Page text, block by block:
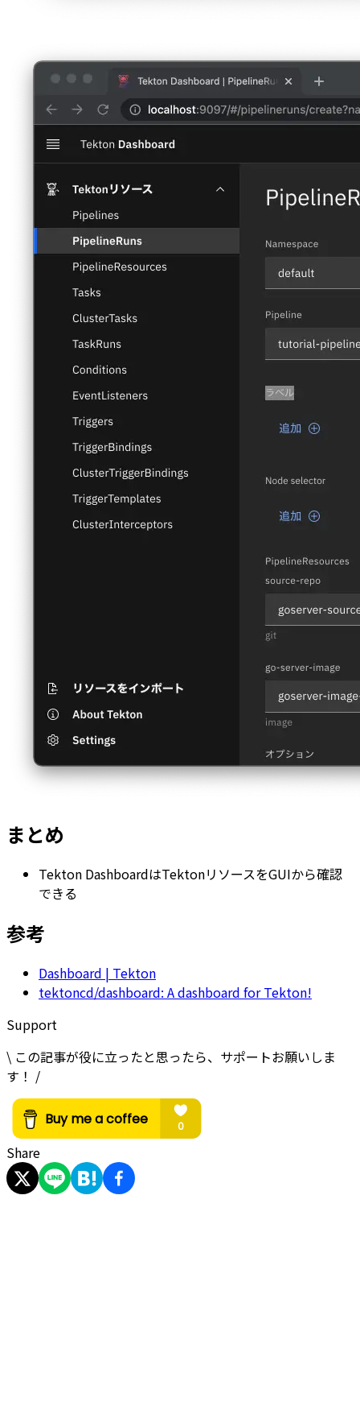
まとめ
Tekton DashboardはTektonリソースをGUIから確認
できる
参考
Dashboard | Tekton
tektoncd/dashboard: A dashboard for Tekton!
Support
\ この記事が役に立ったと思ったら、サポートお願いしま
す！ /
Share